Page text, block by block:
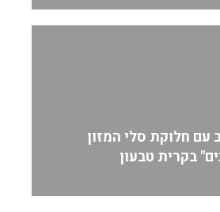
חלוקת סלי המזון
בקרית טבעון